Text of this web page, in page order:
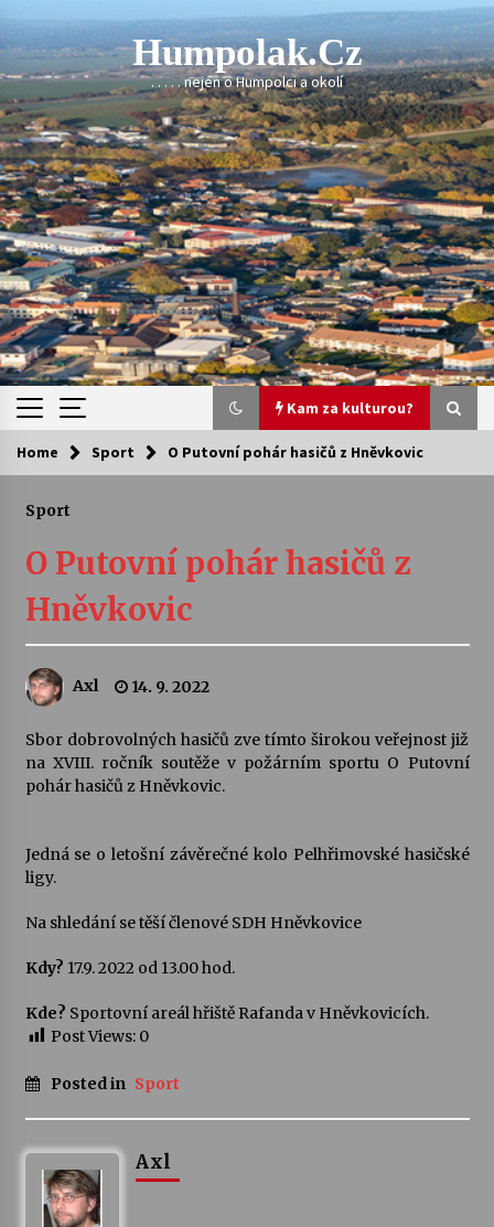
content
Humpolak.cz
. . . . . nejen o Humpolci a okolí
Kam za kulturou?
Kam za kulturou?
Sukuba Ensemble
4. 8. 2026
kapkou
Veselí muzikanti
30. 7. 2026
šedesátka: 28. 7.–1. 8. 2026
Letní koncerty ve Stromovce: Kolchoz a
28. 7. 2026
22. 7. 2026
Home Sport O Putovní pohár hasičů z Hněvkovic
Sport
O Putovní pohár hasičů z
Hněvkovic
Axl 14. 9. 2022
Sbor dobrovolných hasičů zve tímto širokou veřejnost již
na XVIII. ročník soutěže v požárním sportu O Putovní
pohár hasičů z Hněvkovic.
Jedná se o letošní závěrečné kolo Pelhřimovské hasičské
ligy.
Na shledání se těší členové SDH Hněvkovice
Kdy? 17.9. 2022 od 13.00 hod.
Kde? Sportovní areál hřiště Rafanda v Hněvkovicích.
Post Views: 0
Posted in Sport
Axl